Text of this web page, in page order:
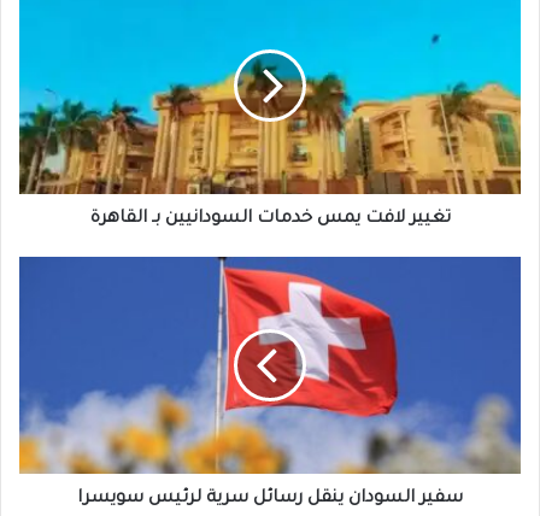
السودانيين
بـ
القاهرة
تغيير لافت يمس خدمات السودانيين بـ القاهرة
لرئيس
سفير السودان ينقل رسائل سرية لرئيس سويسرا